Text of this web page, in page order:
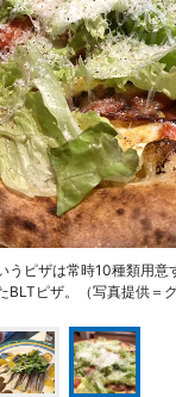
うピザは常時10種類用意
ピザ。（写真提供＝